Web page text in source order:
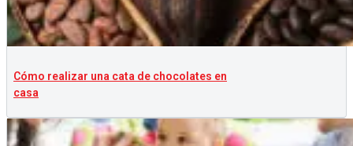
Cómo realizar una cata de chocolates en
casa